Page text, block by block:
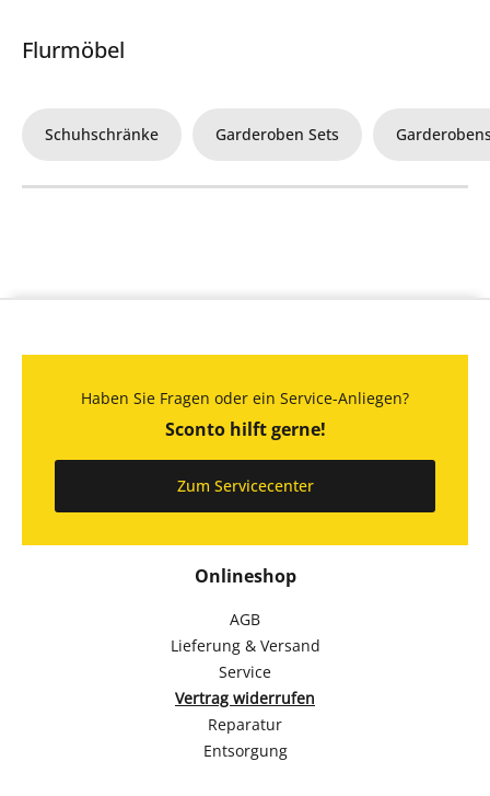
Flurmöbel
Schuhschränke Garderoben Sets
Onlineshop
AGB
Lieferung & Versand
Service
Vertrag widerrufen
Reparatur
Entsorgung
Haben Sie Fragen oder ein Service-Anliegen?
Sconto hilft gerne!
Zum Servicecenter